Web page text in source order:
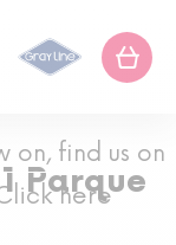
on, find us on
here
Parque